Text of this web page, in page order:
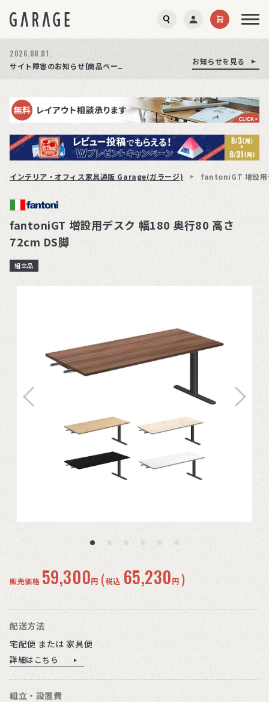
2026.08.03.
お知らせを見る
商品ページ障害復旧のお知らせ お知らせを見る
2026.08.01.
サイト障害のお知らせ(商品ページが正常に表示されない事象発生)
お知らせを見る
インテリア・オフィス家具通販 Garage(ガラージ) fantoniGT 増設用
fantoniGT 増設用デスク 幅180 奥行80 高さ
72cm DS脚
組立品
販売価格 59,300円 (税込 65,230円 )
配送方法
宅配便 または 家具便
詳細はこちら
組立・設置費